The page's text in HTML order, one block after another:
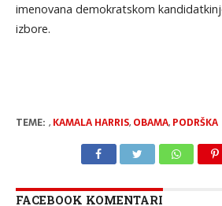
imenovana demokratskom
izbore.
TEME: , KAMALA HARRIS, OBAMA, PODRŠKA
FACEBOOK KOMENTARI